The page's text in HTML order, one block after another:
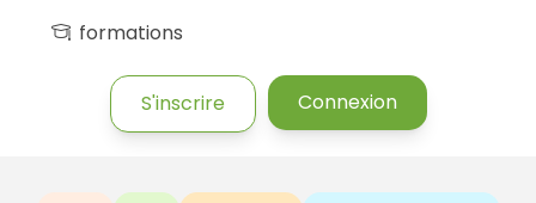
formations
S'inscrire Connexion